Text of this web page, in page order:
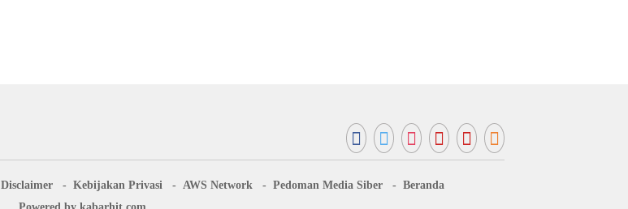
Disclaimer Kebijakan Privasi AWS Network Pedoman Media Siber
Beranda